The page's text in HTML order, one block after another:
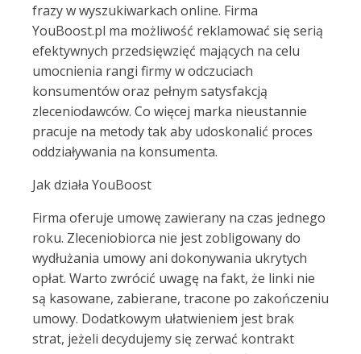
frazy w wyszukiwarkach online. Firma
YouBoost.pl ma możliwość reklamować się serią
efektywnych przedsięwzięć mających na celu
umocnienia rangi firmy w odczuciach
konsumentów oraz pełnym satysfakcją
zleceniodawców. Co więcej marka nieustannie
pracuje na metody tak aby udoskonalić proces
oddziaływania na konsumenta.
Jak działa YouBoost
Firma oferuje umowę zawierany na czas jednego
roku. Zleceniobiorca nie jest zobligowany do
wydłużania umowy ani dokonywania ukrytych
opłat. Warto zwrócić uwagę na fakt, że linki nie
są kasowane, zabierane, tracone po zakończeniu
umowy. Dodatkowym ułatwieniem jest brak
strat, jeżeli decydujemy się zerwać kontrakt